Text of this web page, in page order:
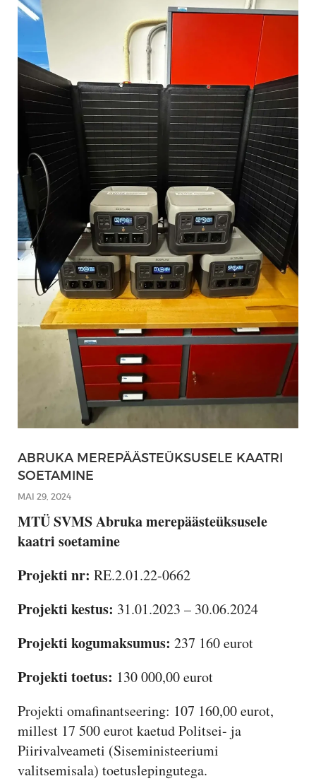
ABRUKA MEREPÄÄSTEÜKSUSELE KAATRI
SOETAMINE
MAI 29, 2024
MTÜ SVMS Abruka merepäästeüksusele
kaatri soetamine
Projekti nr: RE.2.01.22-0662
Projekti kestus: 31.01.2023 – 30.06.2024
Projekti kogumaksumus: 237 160 eurot
Projekti toetus: 130 000,00 eurot
Projekti omafinantseering: 107 160,00 eurot,
millest 17 500 eurot kaetud Politsei- ja
Piirivalveameti (Siseministeeriumi
valitsemisala) toetuslepingutega.